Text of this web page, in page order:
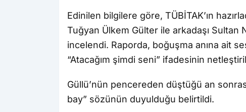
Edinilen bilgilere göre, TÜBİTAK’ın
Tuğyan Ülkem Gülter ile arkadaşı Sultan
incelendi. Raporda, boğuşma anına ait
“Atacağım şimdi seni” ifadesinin
Güllü’nün pencereden düştüğü an
bay” sözünün duyulduğu belirtildi.